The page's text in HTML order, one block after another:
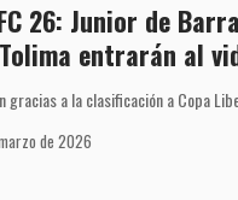
26: Junior de
entrarán al
gracias a la clasificación a Copa
de 2026